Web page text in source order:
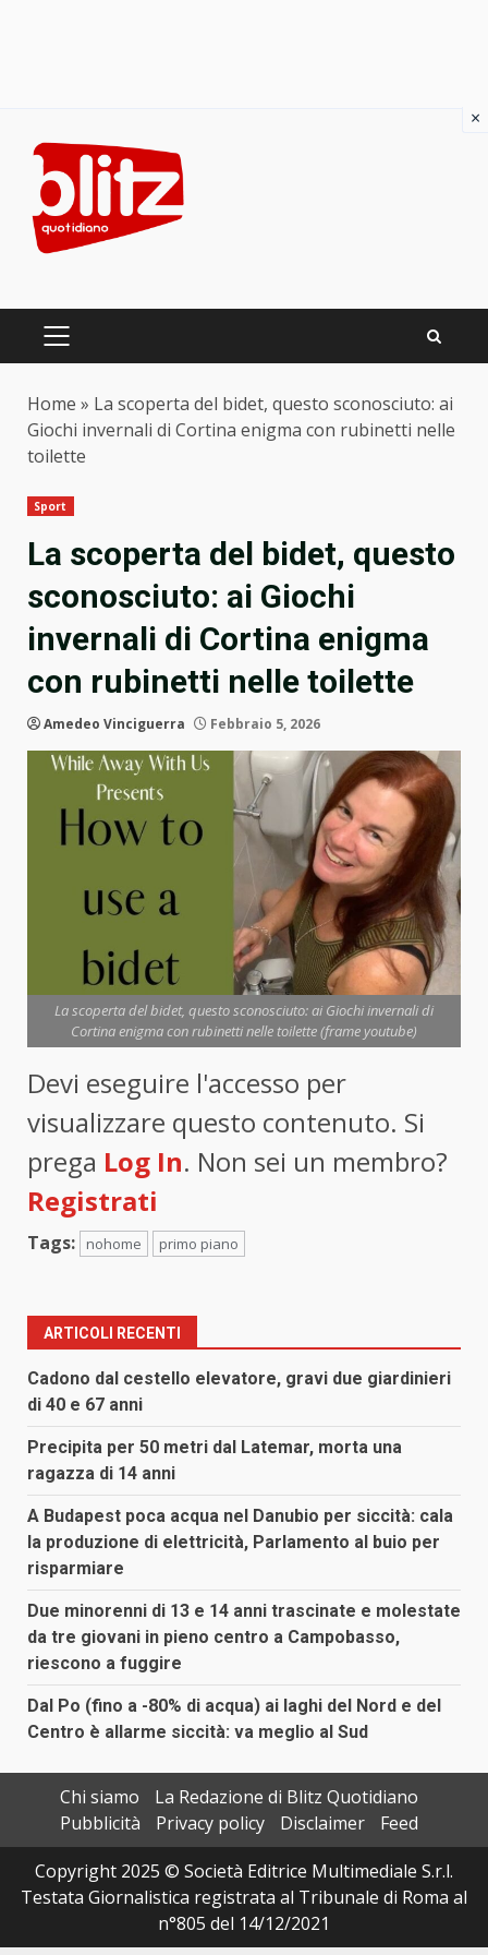
content
PRIMARY
Home » La scoperta del bidet, questo sconosciuto: ai
Giochi invernali di Cortina enigma con rubinetti nelle
toilette
Sport
La scoperta del bidet, questo
sconosciuto: ai Giochi
invernali di Cortina enigma
con rubinetti nelle toilette
Amedeo Vinciguerra Febbraio 5, 2026
La scoperta del bidet, questo sconosciuto: ai Giochi invernali di
Cortina enigma con rubinetti nelle toilette (frame youtube)
Devi eseguire l'accesso per
visualizzare questo contenuto. Si
prega Log In. Non sei un membro?
Registrati
Tags: nohome primo piano
ARTICOLI RECENTI
Cadono dal cestello elevatore, gravi due giardinieri
di 40 e 67 anni
Precipita per 50 metri dal Latemar, morta una
ragazza di 14 anni
A Budapest poca acqua nel Danubio per siccità: cala
la produzione di elettricità, Parlamento al buio per
risparmiare
Due minorenni di 13 e 14 anni trascinate e molestate
da tre giovani in pieno centro a Campobasso,
riescono a fuggire
Dal Po (fino a -80% di acqua) ai laghi del Nord e del
Centro è allarme siccità: va meglio al Sud
Chi siamo
La Redazione di Blitz Quotidiano
Pubblicità
Privacy policy Disclaimer
Feed
Copyright 2025 © Società Editrice Multimediale S.r.l.
Testata Giornalistica registrata al Tribunale di Roma al
n°805 del 14/12/2021
×